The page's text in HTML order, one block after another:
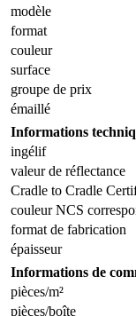
modèle
format
couleur
surface
groupe de prix
émaillé
Informations
ingélif
valeur de réflectance
Cradle to Cradle
couleur NCS
format de fabrication
épaisseur
Informations de
pièces/m²
pièces/boîte